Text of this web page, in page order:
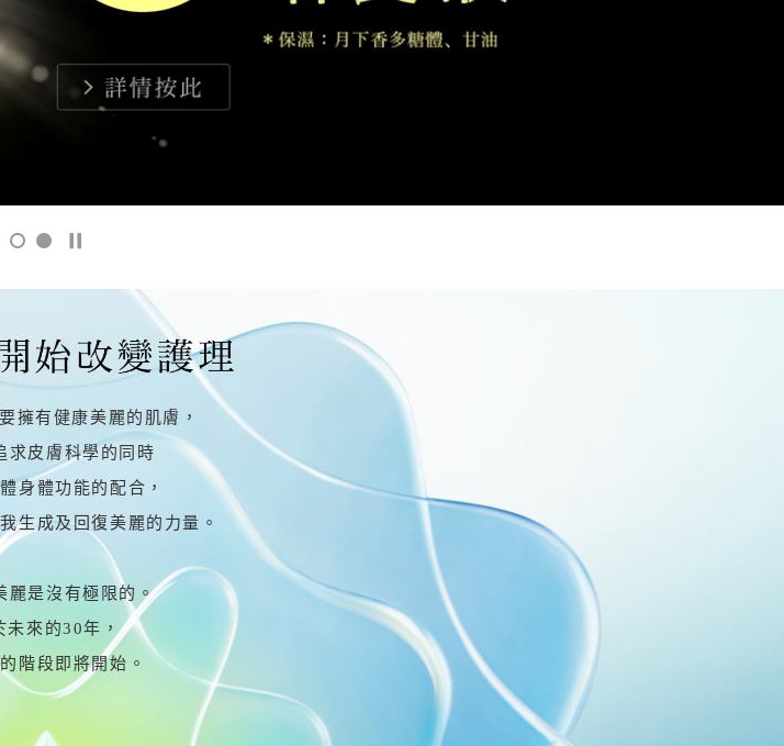
擁有健康美麗的肌膚，
求皮膚科學的同時
身體功能的配合，
生成及回復美麗的力量。
麗是沒有極限的。
未來的30年，
階段即將開始。